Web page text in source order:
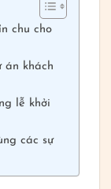
chu cho
án khách
lễ khởi
các sự